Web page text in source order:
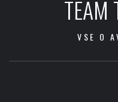
TEAM
VSE O